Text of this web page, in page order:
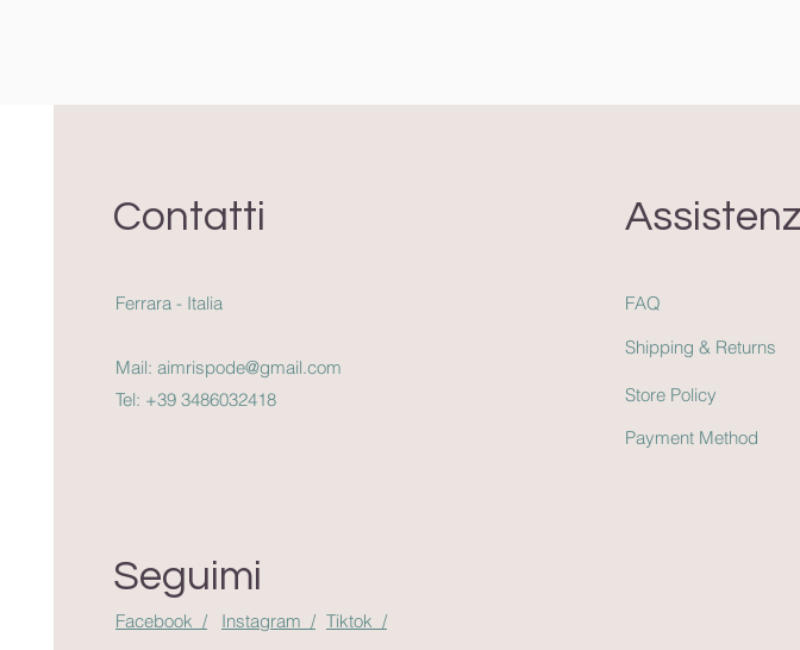
Contatti
Ferrara - Italia
Mail: aimrispode@gmail.com
Tel: +39 3486032418
FAQ
Shipping & Returns
Store Policy
Payment Method
Seguimi
Facebook / Instagram / Tiktok /